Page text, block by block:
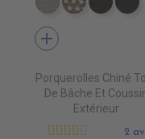
DD4080DD4090
add
Porquerolles Chiné
De Bâche Et
Extérieur
2